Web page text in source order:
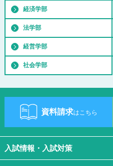
経済学部
法学部
経営学部
社会学部
資料請求はこちら
入試情報・入試対策